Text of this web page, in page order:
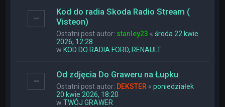
Kod do radia Skoda Radio Stream (
Visteon)
Ostatni post autor: stanley23 «środa 22 kwie
2026, 12:28
w KOD DO RADIA FORD, RENAULT
Od zdjęcia Do Graweru na Łupku
Ostatni post autor: DEKSTER «poniedziałek
20 kwie 2026, 18:20
wTWÓJ GRAWER